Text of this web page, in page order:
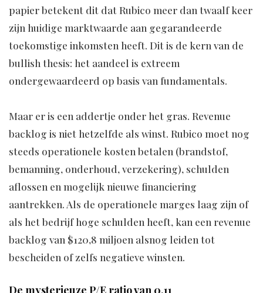
papier betekent dit dat Rubico meer dan twaalf keer
zijn huidige marktwaarde aan gegarandeerde
toekomstige inkomsten heeft. Dit is de kern van de
bullish thesis: het aandeel is extreem
ondergewaardeerd op basis van fundamentals.
Maar er is een addertje onder het gras. Revenue
backlog is niet hetzelfde als winst. Rubico moet nog
steeds operationele kosten betalen (brandstof,
bemanning, onderhoud, verzekering), schulden
aflossen en mogelijk nieuwe financiering
aantrekken. Als de operationele marges laag zijn of
als het bedrijf hoge schulden heeft, kan een revenue
backlog van $120,8 miljoen alsnog leiden tot
bescheiden of zelfs negatieve winsten.